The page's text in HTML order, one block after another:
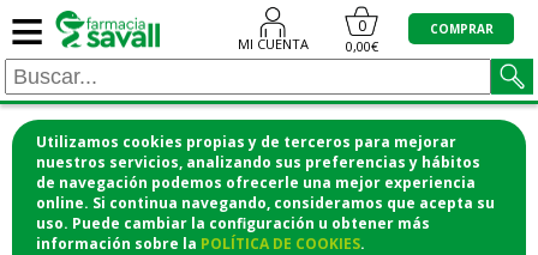
Utilizamos cookies propias y de terceros para mejorar
nuestros servicios, analizando sus preferencias y hábitos
de navegación podemos ofrecerle una mejor experiencia
online. Si continua navegando, consideramos que acepta su
uso. Puede cambiar la configuración u obtener más
información sobre la POLÍTICA DE COOKIES.
≡ MI CUENTA
0
0,00€
COMPRAR
¡COMPRA CÓMODAMENTE DESDE CASA Y RECOGE
EN LA FARMACIA!
o si lo prefieres te lo mandamos a casa